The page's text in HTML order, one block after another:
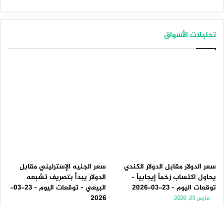
تحليلات الأسواق
سعر الدولار مقابل الدولار الكندي
يحاول اكتساب زخماً إيجابياً –
توقعات اليوم – 23-03-2026
مارس 23, 2026
سعر الجنيه الإسترليني مقابل
الدولار يبدأ بتصريف تشبعه
البيعي – توقعات اليوم – 23-03-
2026